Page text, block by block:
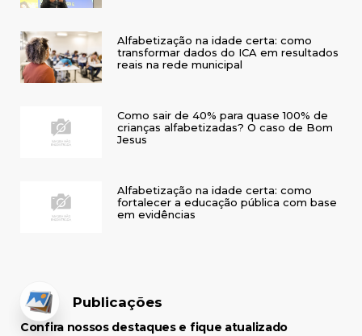
Alfabetização na idade certa: como
transformar dados do ICA em resultados
reais na rede municipal
Como sair de 40% para quase 100% de
crianças alfabetizadas? O caso de Bom
Jesus
Alfabetização na idade certa: como
fortalecer a educação pública com base
em evidências
Publicações
Confira nossos destaques e fique atualizado